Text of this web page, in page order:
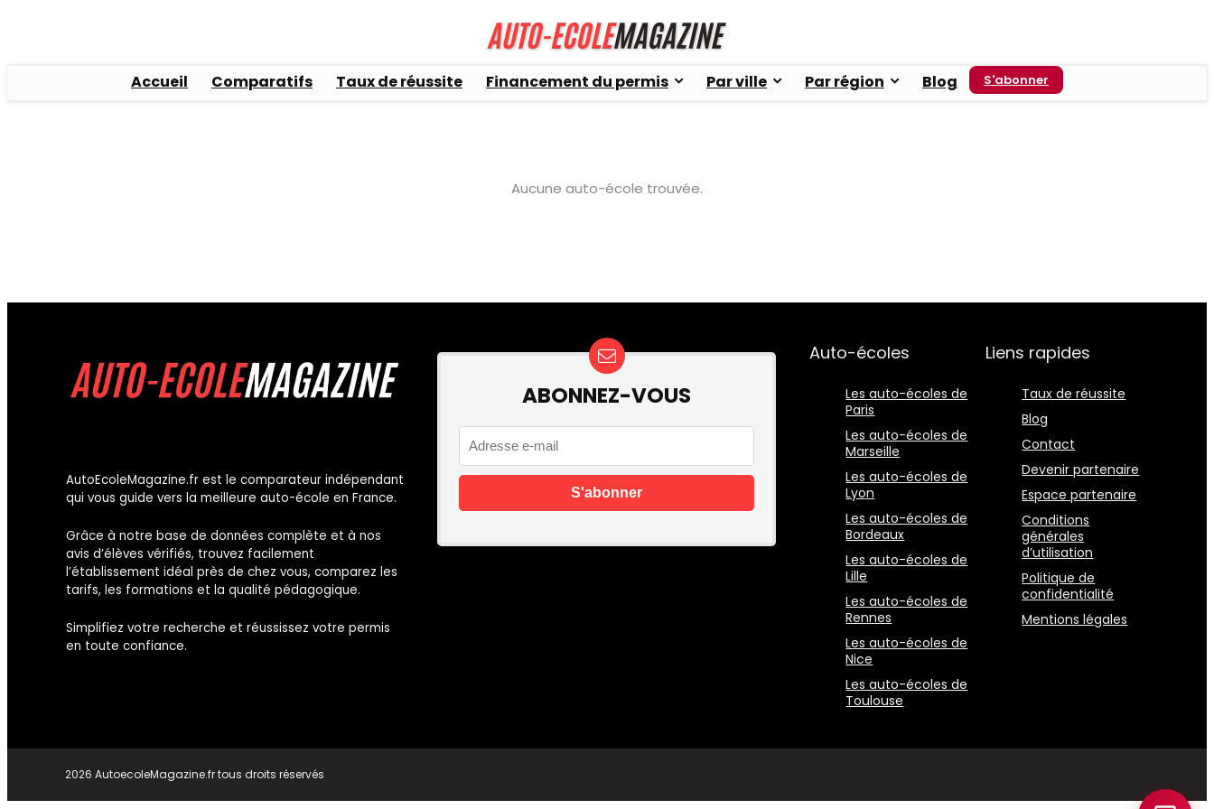
Accueil Comparatifs Taux de réussite Financement du permis Par ville Par région Blog S'abonner
Aucune auto-école trouvée.
AutoEcoleMagazine.fr est le comparateur indépendant
qui vous guide vers la meilleure auto-école en France.
Grâce à notre base de données complète et à nos
avis d’élèves vérifiés, trouvez facilement
l’établissement idéal près de chez vous, comparez les
tarifs, les formations et la qualité pédagogique.
Simplifiez votre recherche et réussissez votre permis
en toute confiance.
ABONNEZ-VOUS
Auto-écoles
Les auto-écoles de
Paris
Les auto-écoles de
Marseille
Les auto-écoles de
Lyon
Les auto-écoles de
Bordeaux
Les auto-écoles de
Lille
Les auto-écoles de
Rennes
Les auto-écoles de
Nice
Les auto-écoles de
Toulouse
Liens rapides
Taux de réussite
Blog
Contact
Devenir partenaire
Espace partenaire
Conditions
générales
d’utilisation
Politique de
confidentialité
Mentions légales
2026 AutoecoleMagazine.fr tous droits réservés